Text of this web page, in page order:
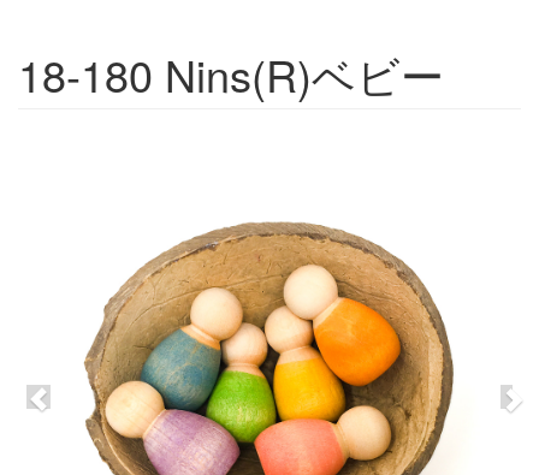
18-180 Nins(R)ベビー